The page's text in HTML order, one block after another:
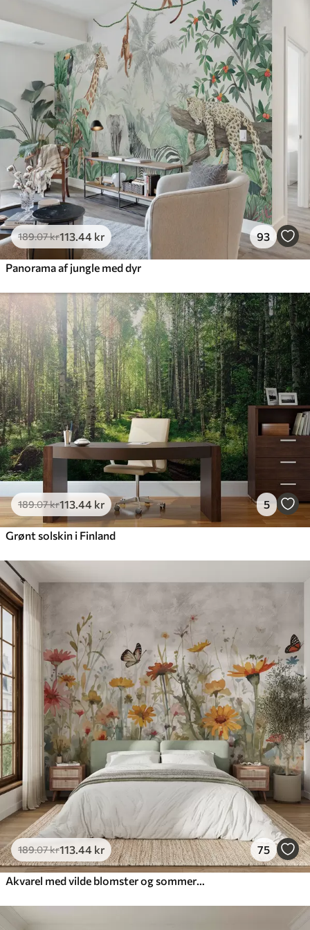
Premium
.33269.00kr/m²
Premium vinyl
516.67310.00 kr/m²
Peel and Stick
666.67400.00kr/m²
189.07kr113 .44 kr 93
Panorama af jungle med dyr
189.07kr113 .44 kr 5
Grønt solskin i Finland
189.07kr113 .44 kr 75